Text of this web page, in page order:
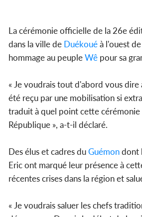
La cérémonie officielle de la 26e
dans la ville de Duékouéà l'ouest
hommage au peupleWê pour sa
« Je voudrais tout d'abord vous
été reçu par une mobilisation si
traduit à quel point cette cérémonie
République », a-t-il déclaré.
Des élus et cadres duGuémondont
Eric ont marqué leur présence à
récentes crises dans la région et
« Je voudrais saluer les chefs